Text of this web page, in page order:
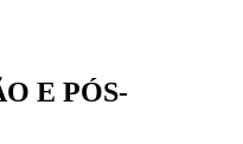
E PÓS-